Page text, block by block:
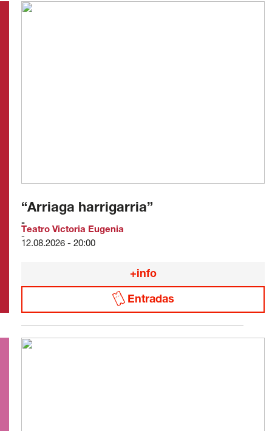
“Arriaga harrigarria”
Teatro Victoria Eugenia
12.08.2026 - 20:00
+info
Entradas